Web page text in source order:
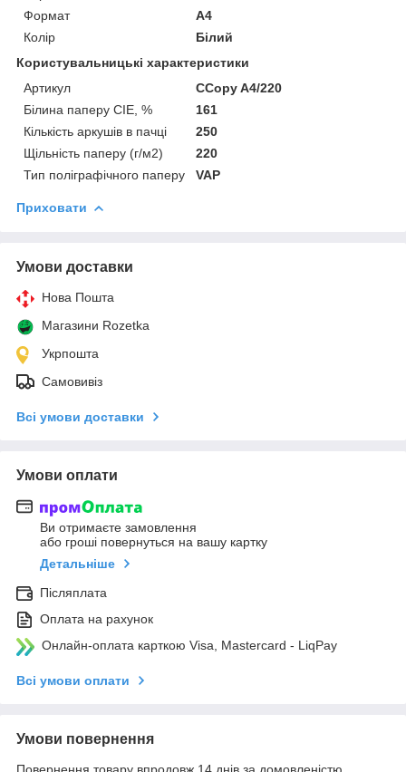
Формат
A4
Колір
Білий
Користувальницькі характеристики
Артикул
CCopy A4/220
Білина паперу CIE, %
161
Кількість аркушів в пачці
250
Щільність паперу (г/м2)
220
Тип поліграфічного паперу
VAP
Приховати
Умови доставки
Нова Пошта
Магазини Rozetka
Укрпошта
Самовивіз
Всі умови доставки
Умови оплати
Ви отримаєте замовлення
або гроші повернуться на вашу картку
Детальніше
Післяплата
Оплата на рахунок
Онлайн-оплата карткою Visa, Mastercard - LiqPay
Всі умови оплати
Умови повернення